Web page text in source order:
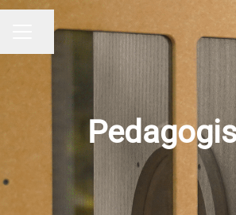
CARRIÈREMENU
Pagina delen